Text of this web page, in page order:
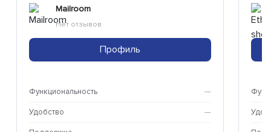
Mailroom
Нет отзывов
Профиль
Функциональность —
Удобство —